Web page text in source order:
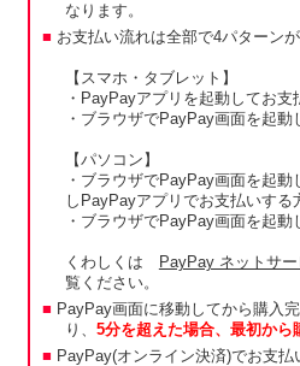
なります。
お支払い流れは全部で4パターンが
【スマホ・タブレット】
・PayPayアプリを起動してお支
・ブラウザでPayPay画面を起
【パソコン】
・ブラウザでPayPay画面を起
しPayPayアプリでお支払いする
・ブラウザでPayPay画面を起
くわしくは PayPay ネットサ
覧ください。
PayPay画面に移動してから購入
り、 5分を超えた場合、最初から
PayPay(オンライン決済)でお支